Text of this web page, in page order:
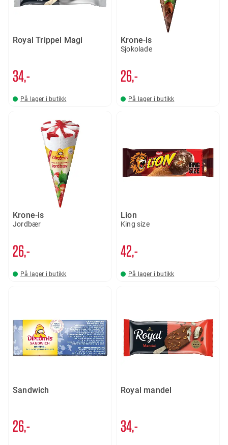
Royal Trippel Magi
34,-
På lager i butikk
Krone-is
Sjokolade
26,-
På lager i butikk
Krone-is
Jordbær
26,-
På lager i butikk
Lion
King size
42,-
På lager i butikk
Sandwich
26,-
Royal mandel
34,-